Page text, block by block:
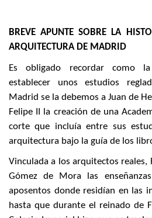
BREVE APUNTE SOBRE LA
ARQUITECTURA DE MADRID
Es obligado recordar como
establecer unos estudios
Madrid se la debemos a Juan de
Felipe II la creación de una
corte que incluía entre sus
arquitectura bajo la guía de los
Vinculada a los arquitectos reales,
Gómez de Mora las
aposentos donde residían en las
hasta que durante el reinado de